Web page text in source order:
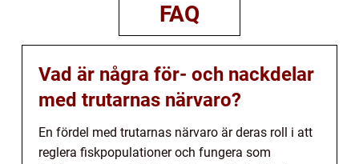
FAQ
Vad är några för- och nackdelar
med trutarnas närvaro?
En fördel med trutarnas närvaro är deras roll i att
reglera fiskpopulationer och fungera som